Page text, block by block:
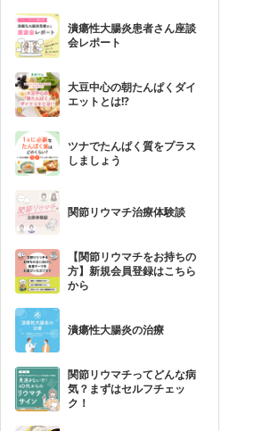
潰瘍性大腸炎患者さん座談
会レポート
大豆中心の朝たんぱくダイ
エットとは!?
ツナでたんぱく質をプラス
しましょう
関節リウマチ治療体験談
【関節リウマチをお持ちの
方】新規会員登録はこちら
から
潰瘍性大腸炎の治療
関節リウマチってどんな病
気？まずはセルフチェッ
ク！